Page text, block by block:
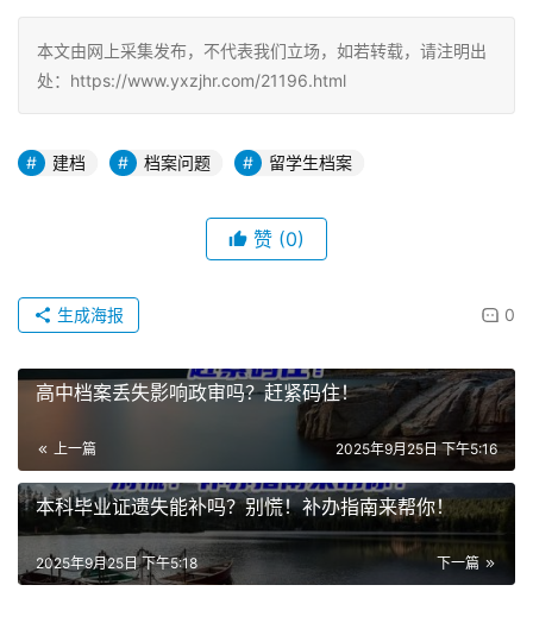
本文由网上采集发布，不代表我们立场，如若转载，请注明出
处：https://www.yxzjhr.com/21196.html
建档 档案问题 留学生档案
赞 (0)
0
生成海报
高中档案丢失影响政审吗？赶紧码住！
上一篇 2025年9月25日 下午5:16
本科毕业证遗失能补吗？别慌！补办指南来帮你！
下一篇
2025年9月25日 下午5:18